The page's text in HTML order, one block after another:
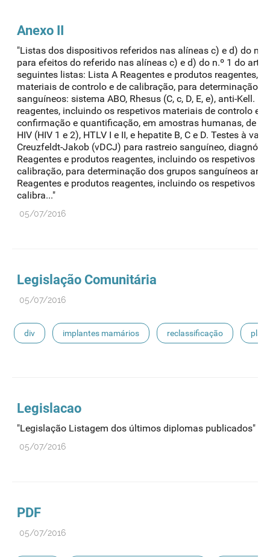
Anexo II
"Listas dos dispositivos referidos nas alíneas c) e d) do n.º
para efeitos do referido nas alíneas c) e d) do n.º 1 do
seguintes listas: Lista A Reagentes e produtos reagentes,
materiais de controlo e de calibração, para determinação
sanguíneos: sistema ABO, Rhesus (C, c, D, E, e), anti-Kell.
reagentes, incluindo os respetivos materiais de controlo e
confirmação e quantificação, em amostras humanas, de
HIV (HIV 1 e 2), HTLV I e II, e hepatite B, C e D. Testes à
Creuzfeldt-Jakob (vDCJ) para rastreio sanguíneo,
Reagentes e produtos reagentes, incluindo os respetivos
calibração, para determinação dos grupos sanguíneos
Reagentes e produtos reagentes, incluindo os respetivos
calibra..."
05/07/2016
Legislação Comunitária
05/07/2016
div implantes mamários reclassificação
Legislacao
"Legislação Listagem dos últimos diplomas publicados"
05/07/2016
PDF
05/07/2016